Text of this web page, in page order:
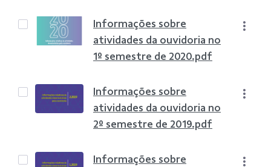
Informações sobre
atividades da ouvidoria no
1º semestre de 2020.pdf
Informações sobre
atividades da ouvidoria no
2º semestre de 2019.pdf
Informações sobre